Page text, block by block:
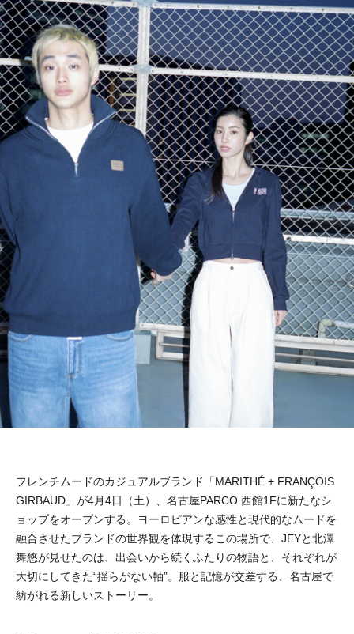
フレンチムードのカジュアルブランド「MARITHÉ + FRANÇOIS
GIRBAUD」が4月4日（土）、名古屋PARCO 西館1Fに新たなシ
ョップをオープンする。ヨーロピアンな感性と現代的なムードを
融合させたブランドの世界観を体現するこの場所で、JEYと北澤
舞悠が見せたのは、出会いから続くふたりの物語と、それぞれが
大切にしてきた“揺らがない軸”。服と記憶が交差する、名古屋で
紡がれる新しいストーリー。